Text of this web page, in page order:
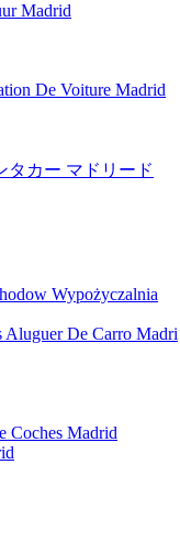
Madrid
De Voiture Madrid
タカー マドリード
Wypożyczalnia
Aluguer De Carro Madri
Coches Madrid